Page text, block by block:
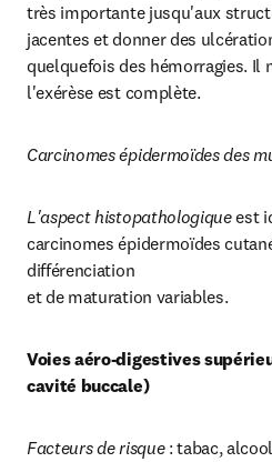
très importante jusqu'aux
jacentes et donner des
quelquefois des hémorragies. Il
l'exérèse est complète.
Carcinomes épidermoïdes des
L'aspect histopathologique est
carcinomes épidermoïdes
différenciation
et de maturation variables.
Voies aéro-digestives
cavité buccale)
Facteurs de risque : tabac,